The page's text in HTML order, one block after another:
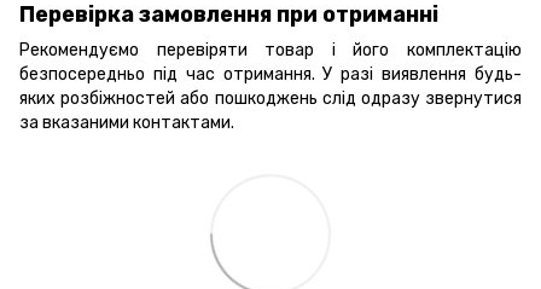
Перевірка замовлення при отриманні
Рекомендуємо перевіряти товар і його комплектацію
безпосередньо під час отримання. У разі виявлення будь-
яких розбіжностей або пошкоджень слід одразу звернутися
за вказаними контактами.